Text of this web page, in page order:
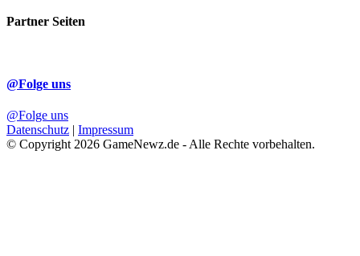
Partner Seiten
@Folge uns
@Folge uns
Datenschutz | Impressum
© Copyright 2026 GameNewz.de - Alle Rechte vorbehalten.